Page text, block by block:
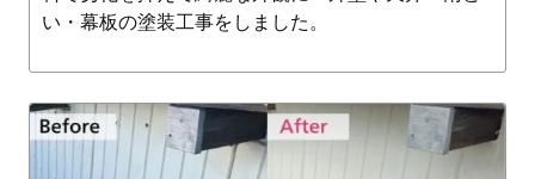
い・幕板の塗装工事をしました。